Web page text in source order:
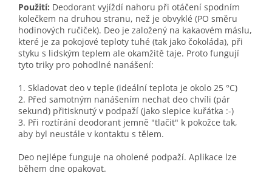
Použití: Deodorant vyjíždí nahoru při otáčení spodním
kolečkem na druhou stranu, než je obvyklé (PO směru
hodinových ručiček). Deo je založený na kakaovém máslu,
které je za pokojové teploty tuhé (tak jako čokoláda), při
styku s lidským teplem ale okamžitě taje. Proto fungují
tyto triky pro pohodlné nanášení:
1. Skladovat deo v teple (ideální teplota je okolo 25 °C)
2. Před samotným nanášením nechat deo chvíli (pár
sekund) přitisknutý v podpaží (jako slepice kuřátka :-)
3. Při roztírání deodorant jemně "tlačit" k pokožce tak,
aby byl neustále v kontaktu s tělem.
Deo nejlépe funguje na oholené podpaží. Aplikace lze
během dne opakovat.